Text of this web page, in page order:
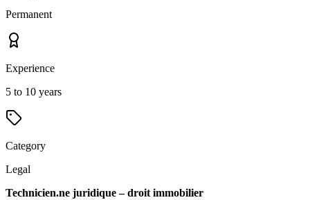
Permanent
Experience
5 to 10 years
Category
Legal
Technicien.ne juridique – droit immobilier